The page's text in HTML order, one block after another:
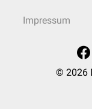
Impressum
© 2026